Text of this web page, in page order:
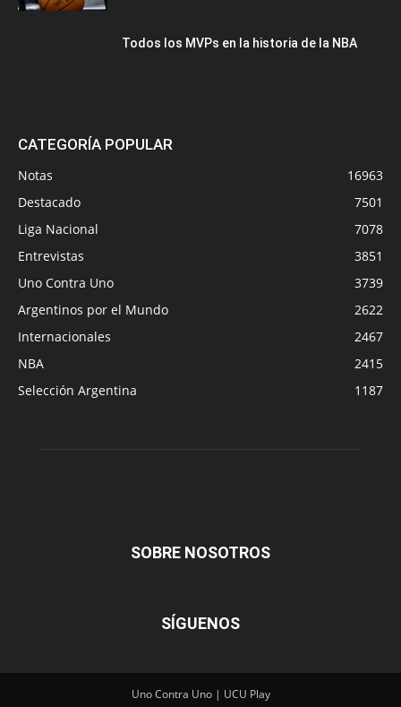
Todos los MVPs en la historia de la NBA
CATEGORÍA POPULAR
Notas
16963
Destacado
7501
Liga Nacional
7078
Entrevistas
3851
Uno Contra Uno
3739
Argentinos por el Mundo
2622
Internacionales
2467
NBA
2415
Selección Argentina
1187
SOBRE NOSOTROS
SÍGUENOS
Uno Contra Uno | UCU Play